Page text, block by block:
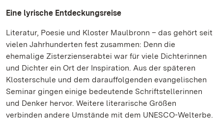
Eine lyrische Entdeckungsreise
Literatur, Poesie und Kloster Maulbronn – das gehört seit
vielen Jahrhunderten fest zusammen: Denn die
ehemalige Zisterzienserabtei war für viele Dichterinnen
und Dichter ein Ort der Inspiration. Aus der späteren
Klosterschule und dem darauffolgenden evangelischen
Seminar gingen einige bedeutende Schriftstellerinnen
und Denker hervor. Weitere literarische Größen
verbinden andere Umstände mit dem UNESCO-Welterbe.